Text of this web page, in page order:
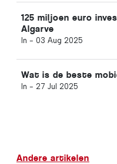
125 miljoen euro
Algarve
In - 03 Aug 2025
Wat is de beste
In - 27 Jul 2025
Andere artikelen